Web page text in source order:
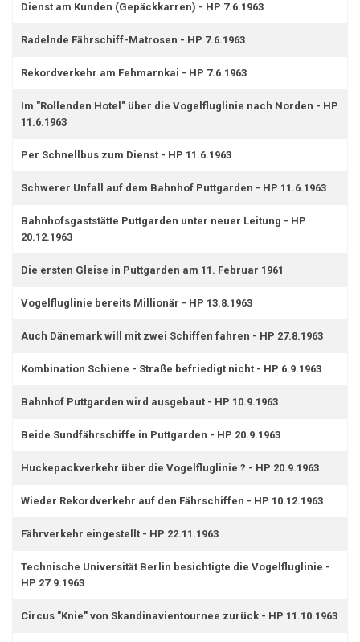
Dienst am Kunden (Gepäckkarren) - HP 7.6.1963
Radelnde Fährschiff-Matrosen - HP 7.6.1963
Rekordverkehr am Fehmarnkai - HP 7.6.1963
Im "Rollenden Hotel" über die Vogelfluglinie nach Norden - HP
11.6.1963
Per Schnellbus zum Dienst - HP 11.6.1963
Schwerer Unfall auf dem Bahnhof Puttgarden - HP 11.6.1963
Bahnhofsgaststätte Puttgarden unter neuer Leitung - HP
20.12.1963
Die ersten Gleise in Puttgarden am 11. Februar 1961
Vogelfluglinie bereits Millionär - HP 13.8.1963
Auch Dänemark will mit zwei Schiffen fahren - HP 27.8.1963
Kombination Schiene - Straße befriedigt nicht - HP 6.9.1963
Bahnhof Puttgarden wird ausgebaut - HP 10.9.1963
Beide Sundfährschiffe in Puttgarden - HP 20.9.1963
Huckepackverkehr über die Vogelfluglinie ? - HP 20.9.1963
Wieder Rekordverkehr auf den Fährschiffen - HP 10.12.1963
Fährverkehr eingestellt - HP 22.11.1963
Technische Universität Berlin besichtigte die Vogelfluglinie -
HP 27.9.1963
Circus "Knie" von Skandinavientournee zurück - HP 11.10.1963